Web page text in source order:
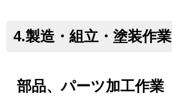
4.製造・組立・塗装作業
部品、パーツ加工作業